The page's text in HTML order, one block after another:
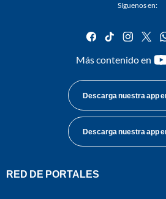
Síguenos en:
facebook
tiktok
Más contenido en
Descarga nuestra app
Descarga nuestra app
RED DE PORTALES